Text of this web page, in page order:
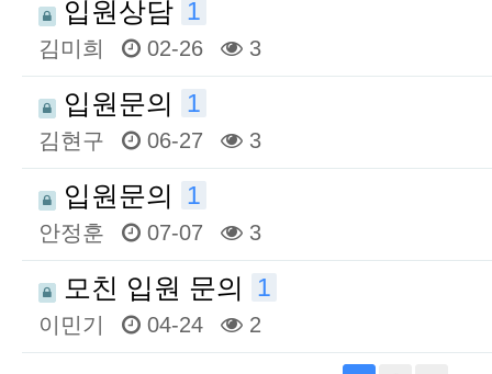
입원상담 1
김미희 02-26 3
입원문의 1
김현구 06-27 3
입원문의 1
안정훈 07-07 3
모친 입원 문의 1
이민기 04-24 2